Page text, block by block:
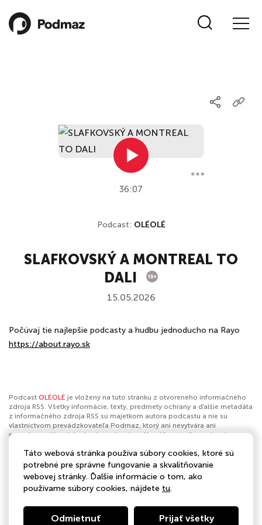
36:07
Podcast: OLÉOLÉ
SLAFKOVSKÝ A MONTREAL TO
DALI
15.05.2026
Počúvaj tie najlepšie podcasty a hudbu jednoducho na Rayo
https://about.rayo.sk
Podcast OLÉOLÉ je vložený na túto stránku z otvoreného informačného
zdroja RSS. Všetky informácie, texty, predmety ochrany a ďalšie metadáta
z informačného zdroja RSS sú majetkom autora podcastu a nie sú
vlastníctvom prevádzkovateľa Podmaz, ktorý ani nevytvára ani
nezodpovedá za ich obsah podcastov. Ak máš za to, že podcast
obsah. Ak je toto tvoj podcast a chceš získať kontrolu nad týmto profilom
klikni sem.
Autor:BAUER MEDIA Slovakia
Kategórie:
Táto webová stránka používa súbory cookies, ktoré sú
potrebné pre správne fungovanie a skvalitňovanie
webovej stránky. Ďalšie informácie o tom, ako
používame súbory cookies, nájdete tu.
Odmietnuť Prijať všetky